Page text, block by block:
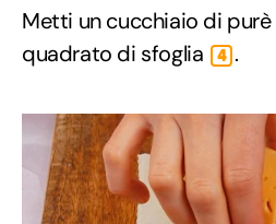
Metti un cucchiaio di
quadrato di sfoglia
4 .